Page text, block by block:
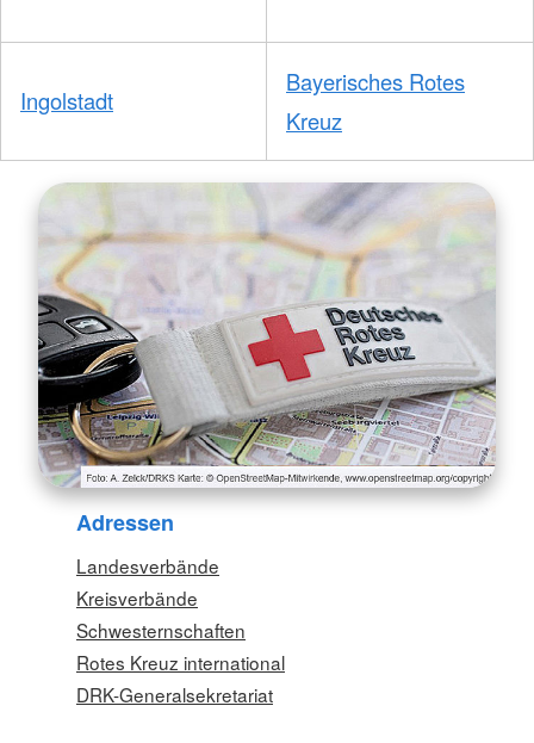
Ingolstadt
Bayerisches Rotes
Kreuz
Adressen
Landesverbände
Kreisverbände
Schwesternschaften
Rotes Kreuz international
DRK-Generalsekretariat